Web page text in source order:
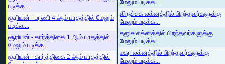
படிக்க...
சூரியன் - பரணி 4 ஆம் பாதத்தில் மேலும்
படிக்க...
சூரியன் - கார்த்திகை 1 ஆம் பாதத்தில்
மேலும் படிக்க...
சூரியன் - கார்த்திகை 2 ஆம் பாதத்தில்
மேலும் படிக்க...
விருச்சக லக்னத்தில் பிறந்தவர்களுக்கு
மேலும் படிக்க...
தனுசு லக்னத்தில் பிறந்தவர்களுக்கு
மேலும் படிக்க...
மகர லக்னத்தில் பிறந்தவர்களுக்கு
மேலும் படிக்க...